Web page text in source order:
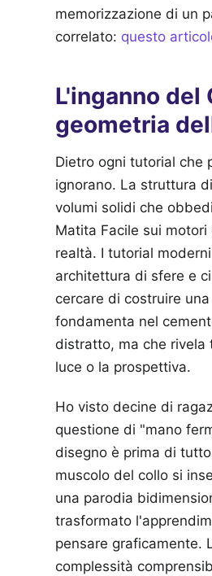
memorizzazione di un
correlato: questo
L'inganno del
geometria
Dietro ogni tutorial che
ignorano. La struttura
volumi solidi che
Matita Facile sui
realtà. I tutorial
architettura di sfere e
cercare di costruire
fondamenta nel
distratto, ma che rivela
luce o la prospettiva.
Ho visto decine di
questione di "mano
disegno è prima di
muscolo del collo si
una parodia
trasformato
pensare graficamente.
complessità